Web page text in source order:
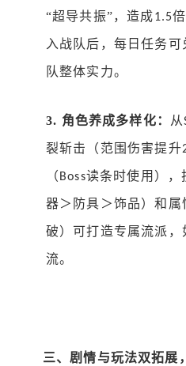
“超导共振”，造成1.5
入战队后，每日任务
队整体实力。
3. 角色养成多样化： 从
裂斩击（范围伤害提升
（Boss读条时使用），
器＞防具＞饰品）和
破）可打造专属流派，
流。
三、剧情与玩法双拓展